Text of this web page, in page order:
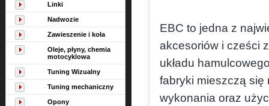
Linki
Nadwozie
Zawieszenie i koła
Oleje, płyny, chemia
motocyklowa
Tuning Wizualny
Tuning mechaniczny
Opony
EBC to jedna z
akcesoriów i cześci
układu
fabryki mieszczą się
wykonania oraz